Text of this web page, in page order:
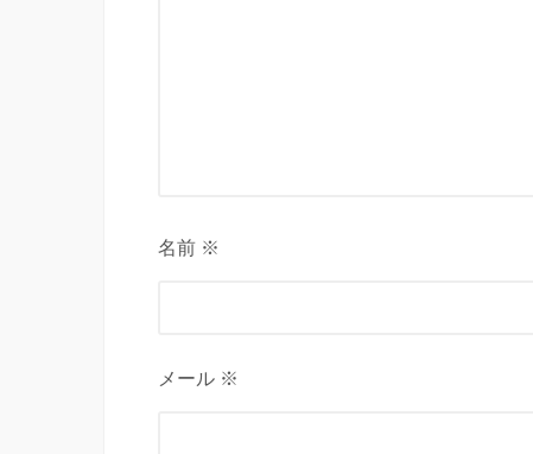
名前 ※
メール ※